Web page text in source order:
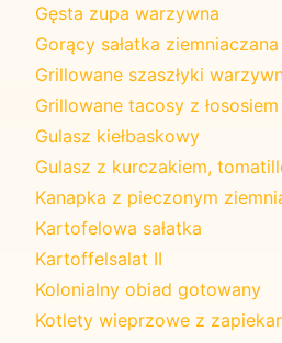
Gęsta zupa warzywna
Gorący sałatka
Grillowane szaszłyki
Grillowane tacosy z łososiem
Gulasz kiełbaskowy
Gulasz z kurczakiem,
Kanapka z pieczonym
Kartofelowa sałatka
Kartoffelsalat II
Kolonialny obiad gotowany
Kotlety wieprzowe z